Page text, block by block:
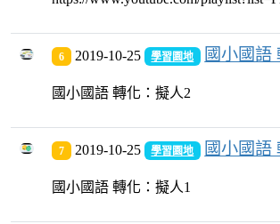
6 2019-10-25 學習園地 國小國語
國小國語 轉化：擬人2
7 2019-10-25 學習園地 國小國語
國小國語 轉化：擬人1